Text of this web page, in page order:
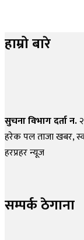
हाम्रो बारे
सुचना विभाग दर्ता न.
हरेक पल ताजा खबर,
हरप्रहर न्यूज
सम्पर्क ठेगाना